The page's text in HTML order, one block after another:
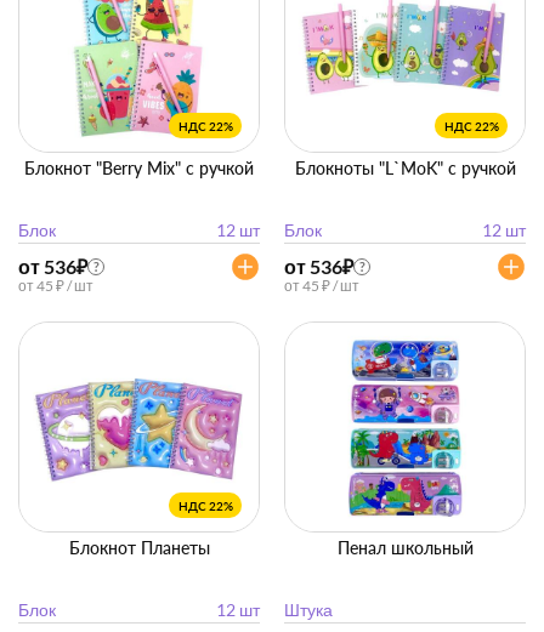
НДС 22%
Блокнот "Berry Mix" с ручкой
Блок 12 шт
от 536₽ ?
от 45 ₽ / шт
НДС 22%
Блокноты "L`MoK" с ручкой
Блок 12 шт
от 536₽ ?
от 45 ₽ / шт
НДС 22%
Блокнот Планеты
Блок 12 шт
Пенал школьный
Штука